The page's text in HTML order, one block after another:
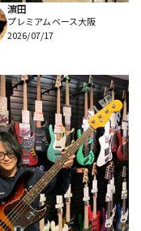
濵田
プレミアムベース大阪
2026/07/17